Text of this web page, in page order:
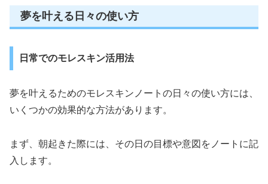
夢を叶える日々の使い方
日常でのモレスキン活用法
夢を叶えるためのモレスキンノートの日々の使い方には、
いくつかの効果的な方法があります。
まず、朝起きた際には、その日の目標や意図をノートに記
入します。